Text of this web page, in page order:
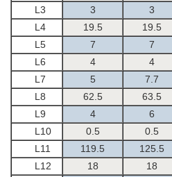
L3
3 3
L4
19.5 19.5
L5
7 7
L6
4 4
L7
5 7.7
L8
62.5 63.5
L9
4 6
L10
0.5 0.5
L11
119.5 125.5
L12
18 18